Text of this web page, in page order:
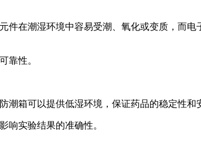
件在潮湿环境中容易受潮、氧化或变质，而电
靠性。
潮箱可以提供低湿环境，保证药品的稳定性和
响实验结果的准确性。